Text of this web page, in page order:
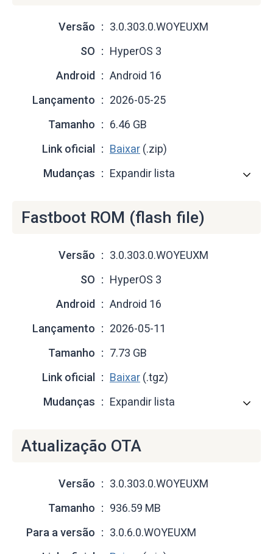
Versão
3.0.303.0.WOYEUXM
SO
HyperOS 3
Android
Android 16
Lançamento
2026-05-25
Tamanho
6.46 GB
Link oficial
Baixar (.zip)
Mudanças
Expandir lista
Fastboot ROM (flash file)
Versão
3.0.303.0.WOYEUXM
SO
HyperOS 3
Android
Android 16
Lançamento
2026-05-11
Tamanho
7.73 GB
Link oficial
Baixar (.tgz)
Mudanças
Expandir lista
Atualização OTA
Versão
3.0.303.0.WOYEUXM
Tamanho
936.59 MB
Para a versão
3.0.6.0.WOYEUXM